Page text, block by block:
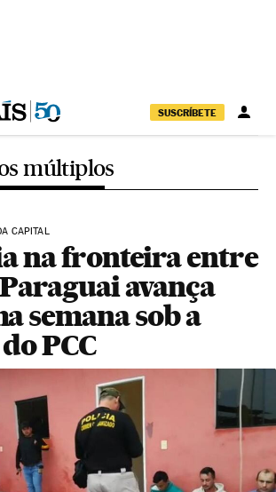
SUSCRÍBETE
múltiplos
CAPITAL
na fronteira entre
avança
semana sob a
PCC